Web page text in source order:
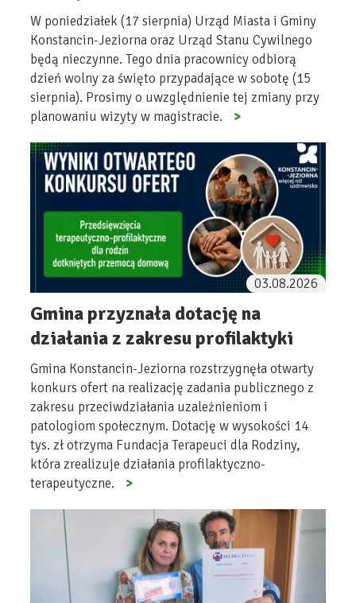
W poniedziałek (17 sierpnia) Urząd Miasta i Gminy
Konstancin-Jeziorna oraz Urząd Stanu Cywilnego
będą nieczynne. Tego dnia pracownicy odbiorą
dzień wolny za święto przypadające w sobotę (15
sierpnia). Prosimy o uwzględnienie tej zmiany przy
planowaniu wizyty w magistracie.
03.08.2026
Gmina przyznała dotację na
działania z zakresu profilaktyki
Gmina Konstancin-Jeziorna rozstrzygnęła otwarty
konkurs ofert na realizację zadania publicznego z
zakresu przeciwdziałania uzależnieniom i
patologiom społecznym. Dotację w wysokości 14
tys. zł otrzyma Fundacja Terapeuci dla Rodziny,
która zrealizuje działania profilaktyczno-
terapeutyczne.